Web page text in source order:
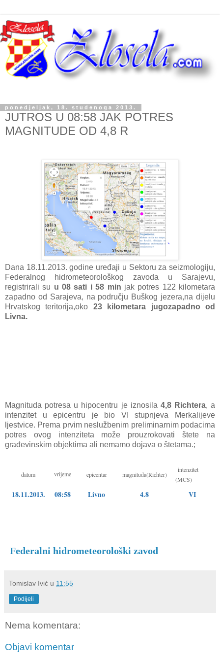
ponedjeljak, 18. studenoga 2013.
JUTROS U 08:58 JAK POTRES
MAGNITUDE OD 4,8 R
Dana 18.11.2013. godine uređaji u Sektoru za seizmologiju,
Federalnog hidrometeorološkog zavoda u Sarajevu,
registrirali su u 08 sati i 58 min jak potres 122 kilometara
zapadno od Sarajeva, na području Buškog jezera,na dijelu
Hrvatskog teritorija,oko 23 kilometara jugozapadno od
Livna.
Magnituda potresa u hipocentru je iznosila 4,8 Richtera, a
intenzitet u epicentru je bio VI stupnjeva Merkalijeve
ljestvice. Prema prvim neslužbenim preliminarnim podacima
potres ovog intenziteta može prouzrokovati štete na
građevinskim objektima ali nemamo dojava o štetama.;
datum vrijeme epicentar magnituda(Richter)
intenzitet
(MCS)
18.11.2013. 08:58 Livno 4.8 VI
Federalni hidrometeorološki zavod
Tomislav Ivić u 11:55
Podijeli
Nema komentara:
Objavi komentar